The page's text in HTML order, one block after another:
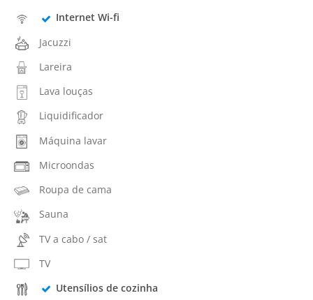
Internet Wi-fi
Jacuzzi
Lareira
Lava louças
Liquidificador
Máquina lavar
Microondas
Roupa de cama
Sauna
TV a cabo / sat
TV
Utensílios de cozinha